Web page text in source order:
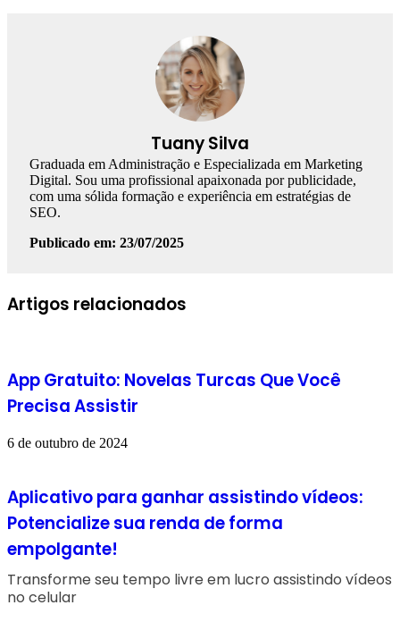
Tuany Silva
Graduada em Administração e Especializada em Marketing
Digital. Sou uma profissional apaixonada por publicidade,
com uma sólida formação e experiência em estratégias de
SEO.
Publicado em: 23/07/2025
Facebook
Linkedin
WhatsApp
Telegram
Artigos relacionados
App Gratuito: Novelas Turcas Que Você
Precisa Assistir
6 de outubro de 2024
Aplicativo para ganhar assistindo vídeos:
Potencialize sua renda de forma
empolgante!
Transforme seu tempo livre em lucro assistindo vídeos
no celular